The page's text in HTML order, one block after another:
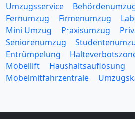
Umzugsservice
Fernumzug
Firmenumzug
Mini Umzug
Praxisumzug
Seniorenumzug
Entrümpelung
Möbellift
Haushaltsauflösung
Möbelmitfahrzentrale